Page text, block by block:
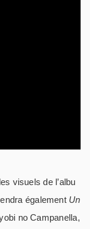
visuels de l’albu
également Un
no Campanella,